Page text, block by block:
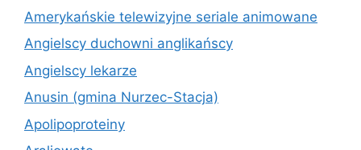
Amerykańskie telewizyjne seriale animowane
Angielscy duchowni anglikańscy
Angielscy lekarze
Anusin (gmina Nurzec-Stacja)
Apolipoproteiny